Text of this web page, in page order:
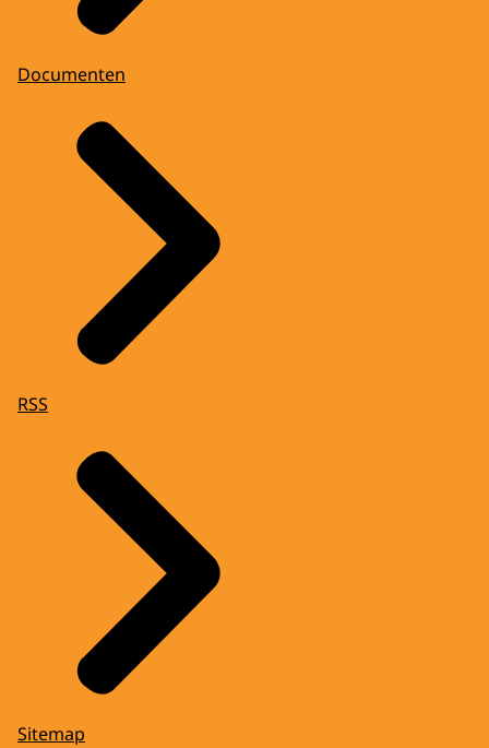
Documenten
RSS
Sitemap